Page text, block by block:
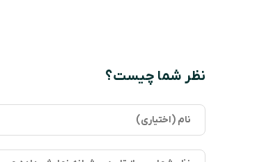
نظر شما چیست؟